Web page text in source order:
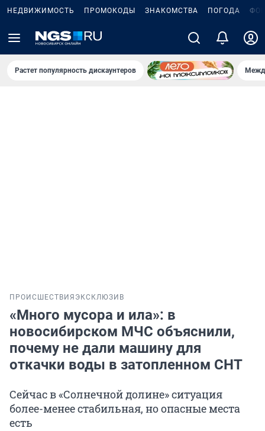
НЕДВИЖИМОСТЬ ПРОМОКОДЫ ЗНАКОМСТВА ПОГОДА
Растет популярность дискаунтеров
ПРОИСШЕСТВИЯ ЭКСКЛЮЗИВ
«Много мусора и ила»: в
новосибирском МЧС объяснили,
почему не дали машину для
откачки воды в затопленном СНТ
Сейчас в «Солнечной долине» ситуация
более-менее стабильная, но опасные места
есть